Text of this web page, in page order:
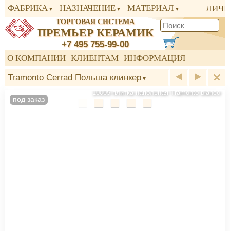
ФАБРИКА НАЗНАЧЕНИЕ МАТЕРИАЛ
ТОРГОВАЯ СИСТЕМА
ПРЕМЬЕР КЕРАМИК
+7 495 755-99-00
О КОМПАНИИ КЛИЕНТАМ ИНФОРМАЦИЯ
Tramonto Cerrad Польша клинкер
под заказ
10005 плитка напольная Tramonto bianco